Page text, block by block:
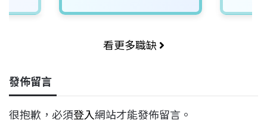
看更多職缺
發佈留言
很抱歉，必須登入網站才能發佈留言。